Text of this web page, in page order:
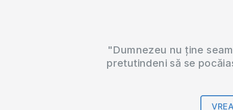
"Dumnezeu nu ține
pretutindeni să se